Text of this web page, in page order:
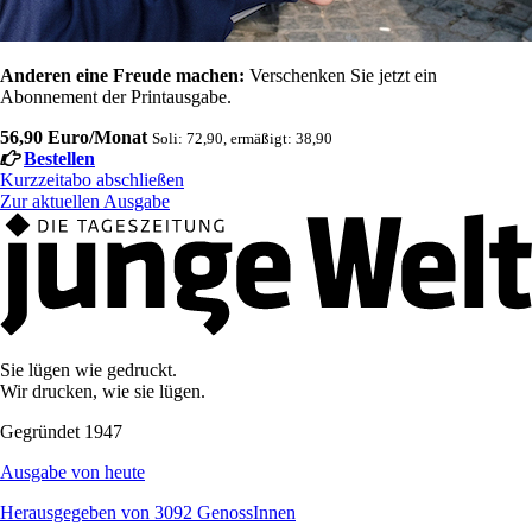
Anderen eine Freude machen: Verschenken Sie jetzt ein
Abonnement der Printausgabe.
56,90 Euro/Monat Soli: 72,90, ermäßigt: 38,90
Bestellen
Kurzzeitabo abschließen
Zur aktuellen Ausgabe
Sie lügen wie gedruckt.
Wir drucken, wie sie lügen.
Gegründet 1947
Ausgabe von heute
Herausgegeben von 3092 GenossInnen